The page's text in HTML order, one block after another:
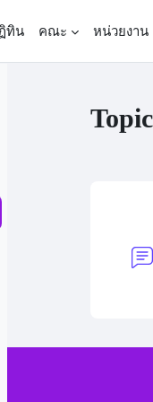
ทิน คณะ หน่วยงาน